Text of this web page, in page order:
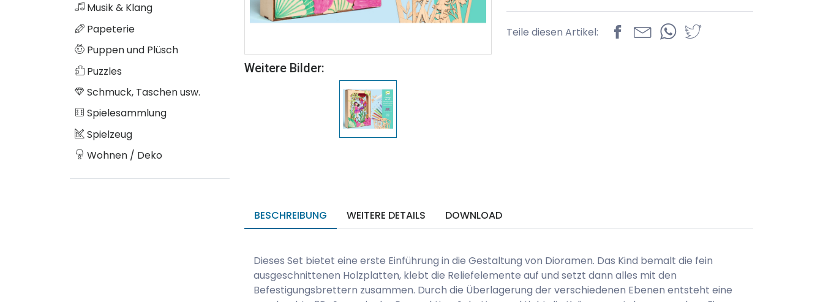
Musik & Klang
Papeterie
Puppen und Plüsch
Puzzles
Schmuck, Taschen usw.
Spielesammlung
Spielzeug
Wohnen / Deko
Weitere Bilder:
Teile diesen Artikel:
BESCHREIBUNG WEITERE DETAILS DOWNLOAD
Dieses Set bietet eine erste Einführung in die Gestaltung von Dioramen. Das Kind bemalt die fein
ausgeschnittenen Holzplatten, klebt die Reliefelemente auf und setzt dann alles mit den
Befestigungsbrettern zusammen. Durch die Überlagerung der verschiedenen Ebenen entsteht eine